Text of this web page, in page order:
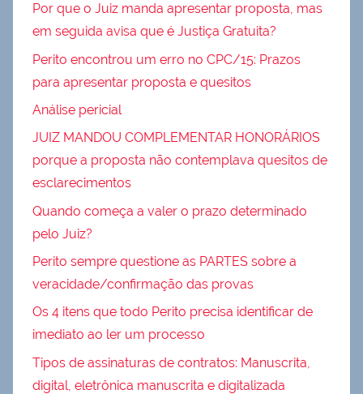
Por que o Juiz manda apresentar proposta, mas
em seguida avisa que é Justiça Gratuita?
Perito encontrou um erro no CPC/15: Prazos
para apresentar proposta e quesitos
Análise pericial
JUIZ MANDOU COMPLEMENTAR HONORÁRIOS
porque a proposta não contemplava quesitos de
esclarecimentos
Quando começa a valer o prazo determinado
pelo Juiz?
Perito sempre questione as PARTES sobre a
veracidade/confirmação das provas
Os 4 itens que todo Perito precisa identificar de
imediato ao ler um processo
Tipos de assinaturas de contratos: Manuscrita,
digital, eletrônica manuscrita e digitalizada